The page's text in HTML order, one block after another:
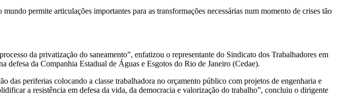
permite articulações importantes para as transformações necessárias num momento de crises tão
da privatização do saneamento”, enfatizou o representante do Sindicato dos Trabalhadores em
defesa da Companhia Estadual de Águas e Esgotos do Rio de Janeiro (Cedae).
das periferias colocando a classe trabalhadora no orçamento público com projetos de engenharia e
a resistência em defesa da vida, da democracia e valorização do trabalho”, concluiu o dirigente